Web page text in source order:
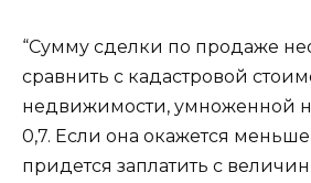
“Сумму сделки по продаже
сравнить с кадастровой
недвижимости, умноженной
0,7. Если она окажется
придется заплатить с